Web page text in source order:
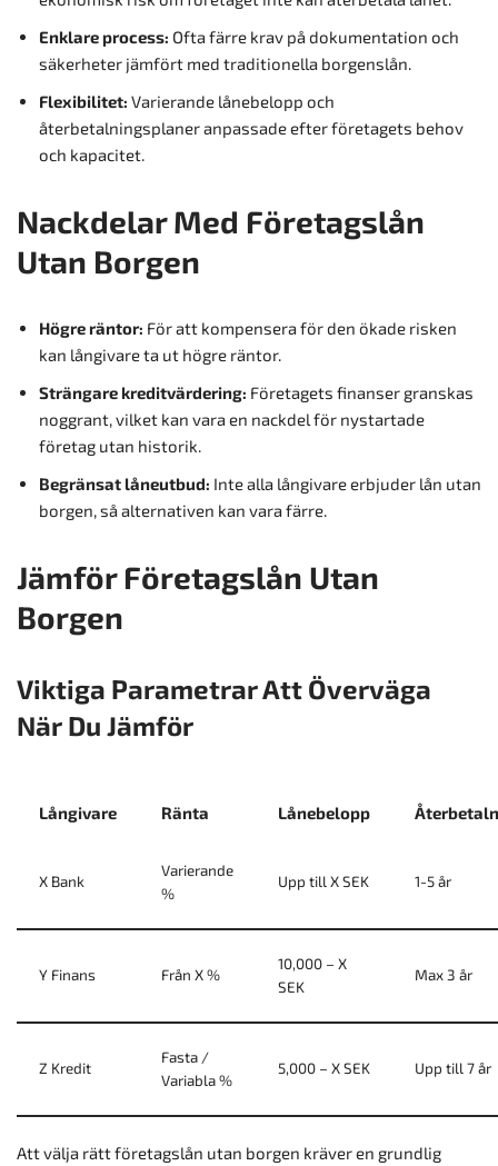
Enklare process: Ofta färre krav på dokumentation och
säkerheter jämfört med traditionella borgenslån.
Flexibilitet: Varierande lånebelopp och
återbetalningsplaner anpassade efter företagets behov
och kapacitet.
Nackdelar Med Företagslån
Utan Borgen
Högre räntor: För att kompensera för den ökade risken
kan långivare ta ut högre räntor.
Strängare kreditvärdering: Företagets finanser granskas
noggrant, vilket kan vara en nackdel för nystartade
företag utan historik.
Begränsat låneutbud: Inte alla långivare erbjuder lån utan
borgen, så alternativen kan vara färre.
Jämför Företagslån Utan
Borgen
Viktiga Parametrar Att Överväga
När Du Jämför
Långivare Ränta Lånebelopp
X Bank
Varierande
%
Upp till X SEK 1-5 år
Y Finans Från X %
10,000 – X
SEK
Max 3 år
Z Kredit
Fasta /
Variabla %
5,000 – X SEK Upp till 7 år
Att välja rätt företagslån utan borgen kräver en grundlig